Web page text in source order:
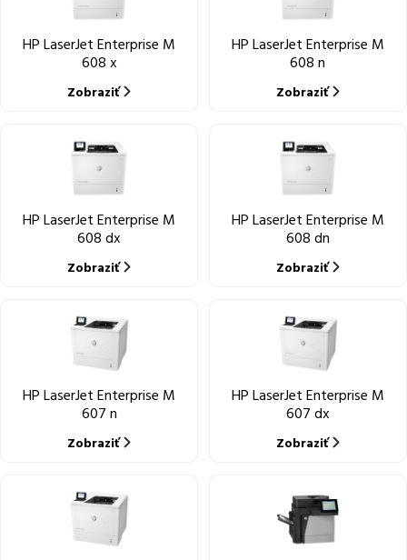
HP LaserJet Enterprise M
608 x
Zobraziť
HP LaserJet Enterprise M
608 n
Zobraziť
HP LaserJet Enterprise M
608 dx
Zobraziť
HP LaserJet Enterprise M
608 dn
Zobraziť
HP LaserJet Enterprise M
607 n
Zobraziť
HP LaserJet Enterprise M
607 dx
Zobraziť